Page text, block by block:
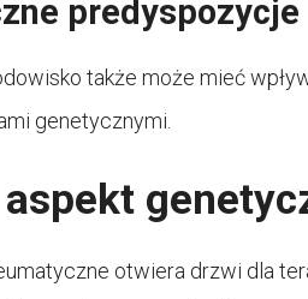
predyspozycje
także może mieć
genetycznymi.
otwiera drzwi dla